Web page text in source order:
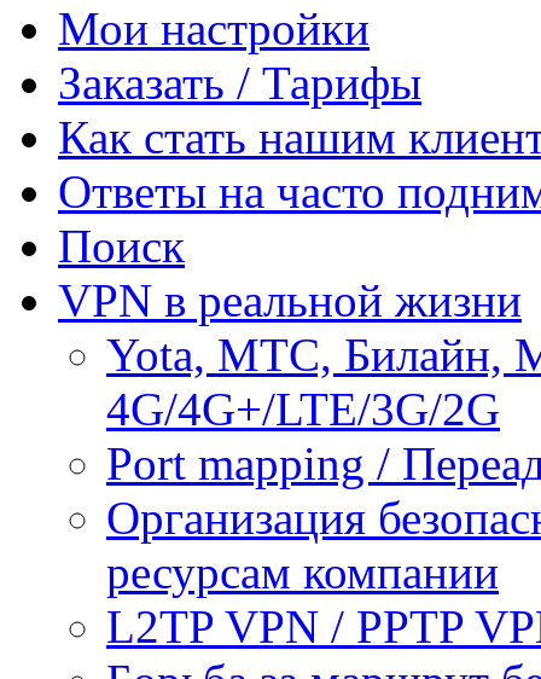
Мои настройки
Заказать / Тарифы
Как стать нашим
Ответы на часто
Поиск
VPN в реальной жизни
Yota, МТС, Билайн,
4G/4G+/LTE/3G/2G
Port mapping /
Организация
ресурсам компании
L2TP VPN / PPTP